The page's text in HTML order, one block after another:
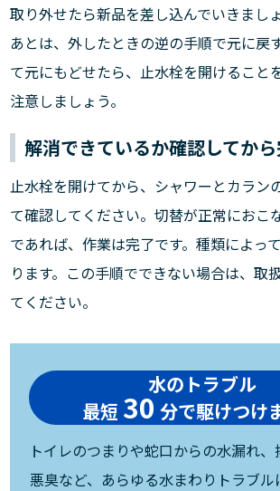
取り外せたら新品を差し込んでいきまし
あとは、外したときの逆の手順で元に戻
て元にもどせたら、止水栓を開けること
注意しましょう。
解消できているか確認してか
止水栓を開けてから、シャワーとカラン
て確認してください。切替が正常におこ
であれば、作業は完了です。種類によっ
ります。この手順でできない場合は、取
てください。
水のトラブル
最短 30分で駆けつけ
トイレのつまりや蛇口からの水漏れ
悪臭など、あらゆる水まわりトラブル